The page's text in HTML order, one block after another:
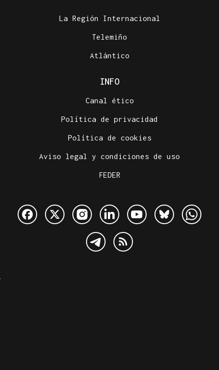
La Región Internacional
Telemiño
Atlántico
INFO
Canal ético
Política de privacidad
Política de cookies
Aviso legal y condiciones de uso
FEDER